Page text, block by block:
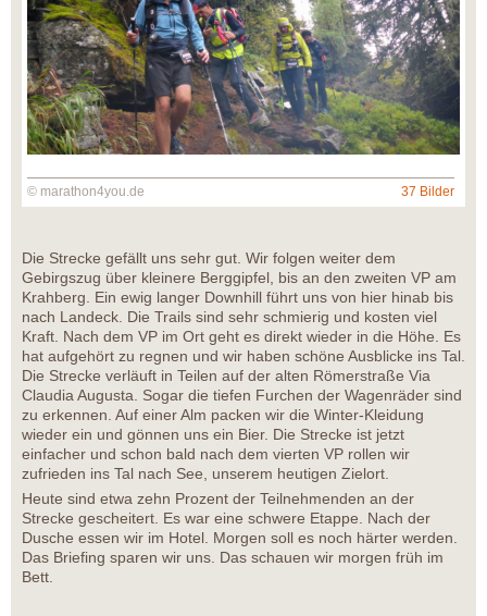
© marathon4you.de 37 Bilder
Die Strecke gefällt uns sehr gut. Wir folgen weiter dem
Gebirgszug über kleinere Berggipfel, bis an den zweiten VP am
Krahberg. Ein ewig langer Downhill führt uns von hier hinab bis
nach Landeck. Die Trails sind sehr schmierig und kosten viel
Kraft. Nach dem VP im Ort geht es direkt wieder in die Höhe. Es
hat aufgehört zu regnen und wir haben schöne Ausblicke ins Tal.
Die Strecke verläuft in Teilen auf der alten Römerstraße Via
Claudia Augusta. Sogar die tiefen Furchen der Wagenräder sind
zu erkennen. Auf einer Alm packen wir die Winter-Kleidung
wieder ein und gönnen uns ein Bier. Die Strecke ist jetzt
einfacher und schon bald nach dem vierten VP rollen wir
zufrieden ins Tal nach See, unserem heutigen Zielort.
Heute sind etwa zehn Prozent der Teilnehmenden an der
Strecke gescheitert. Es war eine schwere Etappe. Nach der
Dusche essen wir im Hotel. Morgen soll es noch härter werden.
Das Briefing sparen wir uns. Das schauen wir morgen früh im
Bett.